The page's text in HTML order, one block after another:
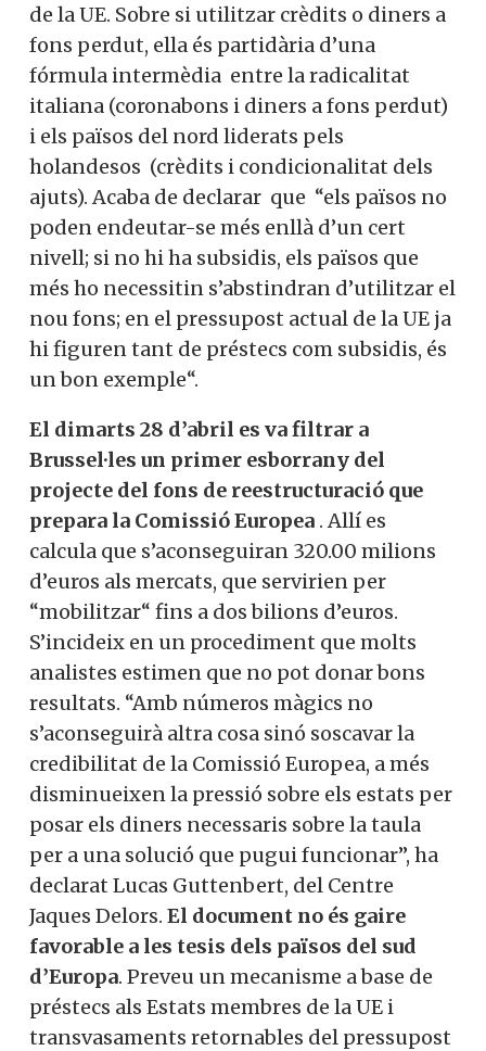
de la UE. Sobre si utilitzar crèdits o diners a
fons perdut, ella és partidària d’una
fórmula intermèdia entre la radicalitat
italiana (coronabons i diners a fons perdut)
i els països del nord liderats pels
holandesos (crèdits i condicionalitat dels
ajuts). Acaba de declarar que “els països no
poden endeutar-se més enllà d’un cert
nivell; si no hi ha subsidis, els països que
més ho necessitin s’abstindran d’utilitzar el
nou fons; en el pressupost actual de la UE ja
hi figuren tant de préstecs com subsidis, és
un bon exemple“.
El dimarts 28 d’abril es va filtrar a
Brussel·les un primer esborrany del
projecte del fons de reestructuració que
prepara la Comissió Europea . Allí es
calcula que s’aconseguiran 320.00 milions
d’euros als mercats, que servirien per
“mobilitzar“ fins a dos bilions d’euros.
S’incideix en un procediment que molts
analistes estimen que no pot donar bons
resultats. “Amb números màgics no
s’aconseguirà altra cosa sinó soscavar la
credibilitat de la Comissió Europea, a més
disminueixen la pressió sobre els estats per
posar els diners necessaris sobre la taula
per a una solució que pugui funcionar”, ha
declarat Lucas Guttenbert, del Centre
Jaques Delors. El document no és gaire
favorable a les tesis dels països del sud
d’Europa. Preveu un mecanisme a base de
préstecs als Estats membres de la UE i
transvasaments retornables del pressupost